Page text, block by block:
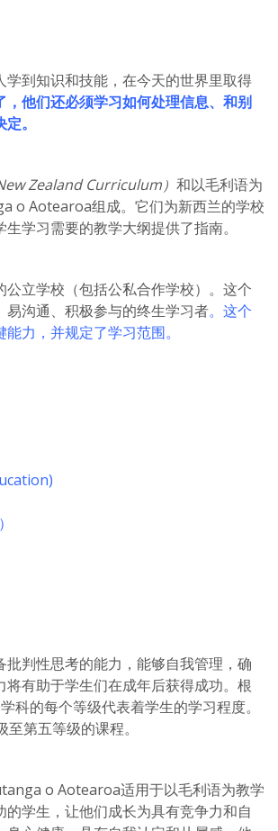
到知识和技能，在今天的世界里取得
他们还必须学习如何处理信息、和别
。
Zealand Curriculum） 和以毛利语为
o Aotearoa组成。它们为新西兰的学校
学习需要的教学大纲提供了指南。
立学校（包括公私合作学校）。这个
沟通、积极参与的终生学习者。这个
力，并规定了学习范围。
判性思考的能力，能够自我管理，确
有助于学生们在成年后获得成功。根
科的每个等级代表着学生的学习程度。
第五等级的课程。
o Aotearoa适用于以毛利语为教学
学生，让他们成长为具有竞争力和自